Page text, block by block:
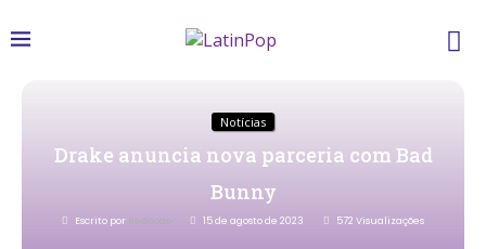
Notícias
Drake anuncia nova parceria com Bad
Bunny
Escrito por Redacao 15 de agosto de 2023 572 Visualizações